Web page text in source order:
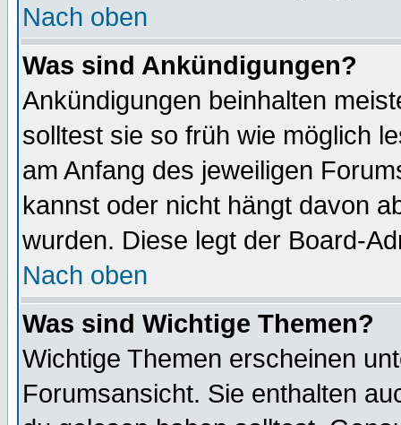
Nach oben
Was sind Ankündigungen?
Ankündigungen beinhalten
solltest sie so früh wie möglich
am Anfang des jeweiligen
kannst oder nicht hängt davon
wurden. Diese legt der Board-
Nach oben
Was sind Wichtige Themen?
Wichtige Themen erscheinen
Forumsansicht. Sie enthalten